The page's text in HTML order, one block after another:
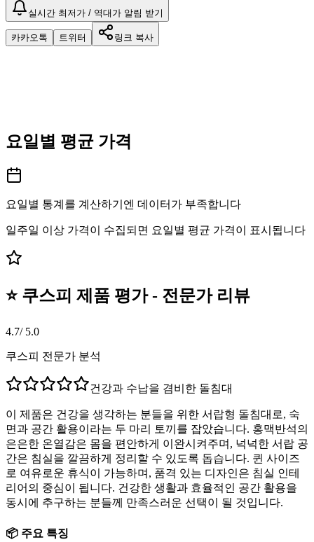
실시간 최저가 / 역대가 알림 받기
카카오톡 트위터 링크 복사
요일별 평균 가격
요일별 통계를 계산하기엔 데이터가 부족합니다
일주일 이상 가격이 수집되면 요일별 평균 가격이 표시됩니다
⭐ 쿠스피 제품 평가 - 전문가 리뷰
4.7/ 5.0
쿠스피 전문가 분석
건강과 수납을 겸비한 돌침대
이 제품은 건강을 생각하는 분들을 위한 서랍형 돌침대로, 숙
면과 공간 활용이라는 두 마리 토끼를 잡았습니다. 홍맥반석의
은은한 온열감은 몸을 편안하게 이완시켜주며, 넉넉한 서랍 공
간은 침실을 깔끔하게 정리할 수 있도록 돕습니다. 퀸 사이즈
로 여유로운 휴식이 가능하며, 품격 있는 디자인은 침실 인테
리어의 중심이 됩니다. 건강한 생활과 효율적인 공간 활용을
동시에 추구하는 분들께 만족스러운 선택이 될 것입니다.
📦 주요 특징